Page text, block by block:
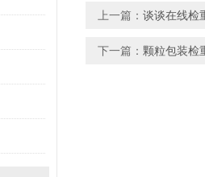
上一篇： 谈谈在线检
下一篇： 颗粒包装检